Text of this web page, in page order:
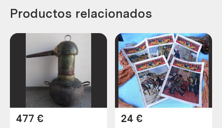
Productos relacionados
477 € 24 €